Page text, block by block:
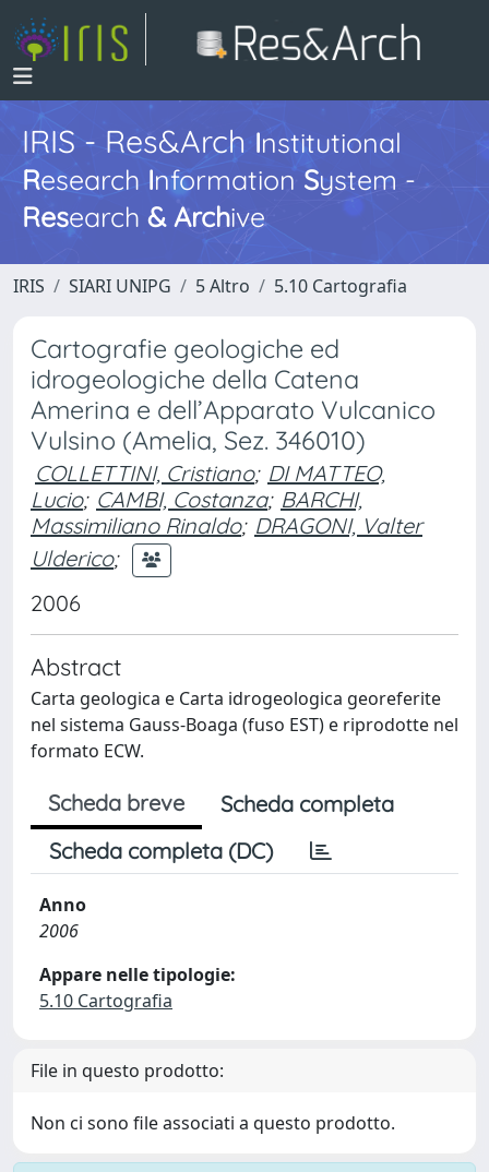
IRIS - Res&ArchInstitutional
Research InformationSystem -
Research & Archive
IRIS SIARI UNIPG 5 Altro 5.10 Cartografia
Cartografie geologiche ed
idrogeologiche della Catena
Amerina e dell’Apparato Vulcanico
Vulsino (Amelia, Sez. 346010)
COLLETTINI, Cristiano; DI MATTEO,
Lucio; CAMBI, Costanza; BARCHI,
Massimiliano Rinaldo; DRAGONI, Valter
Ulderico;
2006
Abstract
Carta geologica e Carta idrogeologica georeferite
nel sistema Gauss-Boaga (fuso EST) e riprodotte nel
formato ECW.
Scheda breve
Scheda completa
Scheda completa (DC)
Anno
2006
Appare nelle tipologie:
5.10 Cartografia
File in questo prodotto:
Non ci sono file associati a questo prodotto.